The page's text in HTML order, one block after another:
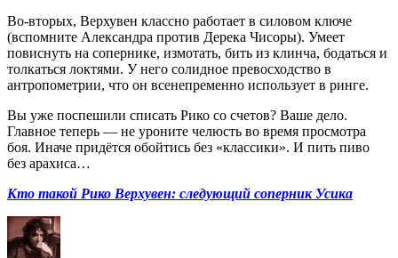
Во-вторых, Верхувен классно работает в силовом ключе
(вспомните Александра против Дерека Чисоры). Умеет
повиснуть на сопернике, измотать, бить из клинча, бодаться и
толкаться локтями. У него солидное превосходство в
антропометрии, что он всенепременно использует в ринге.
Вы уже поспешили списать Рико со счетов? Ваше дело.
Главное теперь — не уроните челюсть во время просмотра
боя. Иначе придётся обойтись без «классики». И пить пиво
без арахиса…
Кто такой Рико Верхувен: следующий соперник Усика